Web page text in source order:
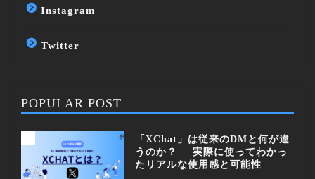
Instagram
Twitter
POPULAR POST
「XChat」は従来のDMと何が違
うのか？──実際に使ってわかっ
たリアルな使用感と可能性